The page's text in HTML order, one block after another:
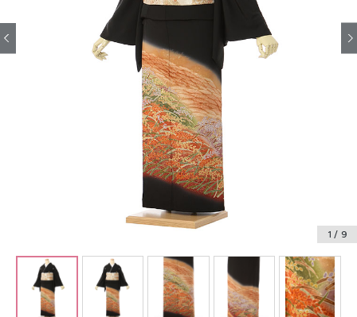
着物の種類から探す
七五三レンタル
ジュニア着物レンタル
ジュニア洋装レンタル
1 / 9